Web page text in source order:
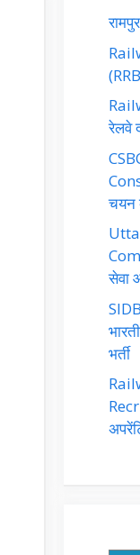
रेलवे
चयन
सेवा
भर्ती